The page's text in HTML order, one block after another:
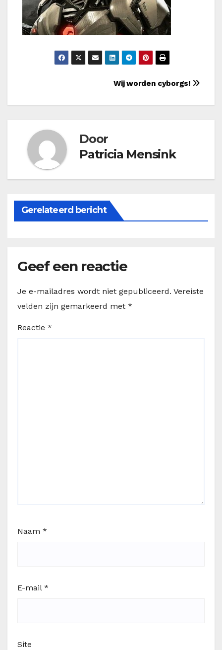
navigatie
Wij worden cyborgs!
Door
Patricia Mensink
Gerelateerd bericht
Geef een reactie
Je e-mailadres wordt niet gepubliceerd. Vereiste
velden zijn gemarkeerd met *
Reactie *
Naam *
E-mail *
Site